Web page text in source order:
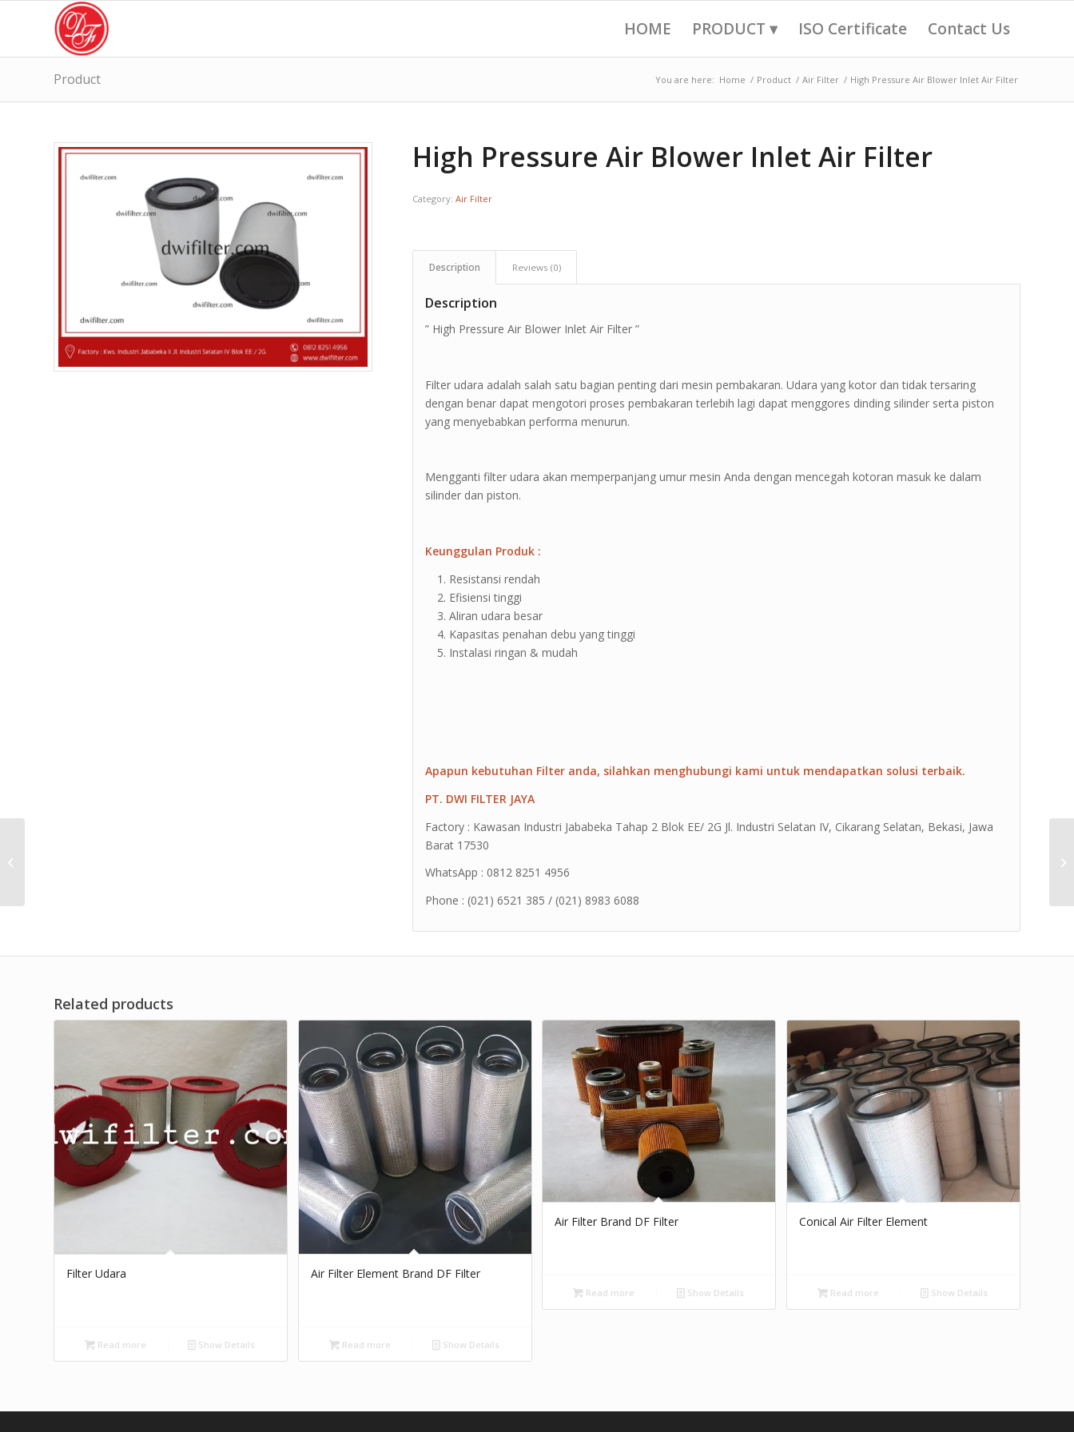
HOME PRODUCT ▾ ISO Certificate Contact Us
Product You are here: Home / Product / Air Filter / High Pressure Air Blower Inlet Air Filter
High Pressure Air Blower Inlet Air Filter
Category:Air Filter
Description Reviews (0)
Description
” High Pressure Air Blower Inlet Air Filter ”
Filter udara adalah salah satu bagian penting dari mesin pembakaran. Udara yang kotor dan tidak tersaring
dengan benar dapat mengotori proses pembakaran terlebih lagi dapat menggores dinding silinder serta piston
yang menyebabkan performa menurun.
Mengganti filter udara akan memperpanjang umur mesin Anda dengan mencegah kotoran masuk ke dalam
silinder dan piston.
Keunggulan Produk :
Resistansi rendah
Efisiensi tinggi
Aliran udara besar
Kapasitas penahan debu yang tinggi
Instalasi ringan & mudah
Apapun kebutuhan Filter anda, silahkan menghubungi kami untuk mendapatkan solusi terbaik.
PT. DWI FILTER JAYA
Factory : Kawasan Industri Jababeka Tahap 2 Blok EE/ 2G Jl. Industri Selatan IV, Cikarang Selatan, Bekasi, Jawa
Barat 17530
WhatsApp : 0812 8251 4956
Phone : (021) 6521 385 / (021) 8983 6088
Related products
Filter Udara
Read more Show Details
Air Filter Element Brand DF Filter
Read more Show Details
Air Filter Brand DF Filter
Read more Show Details
Conical Air Filter Element
Read more Show Details